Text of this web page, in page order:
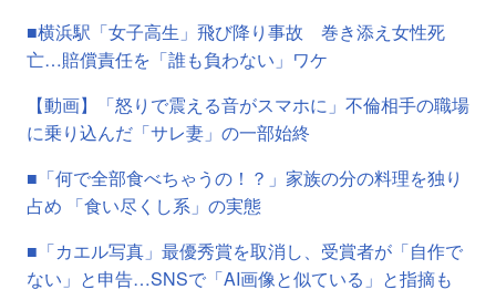
■横浜駅「女子高生」飛び降り事故 巻き添え女性死
亡…賠償責任を「誰も負わない」ワケ
【動画】「怒りで震える音がスマホに」不倫相手の職場
に乗り込んだ「サレ妻」の一部始終
■「何で全部食べちゃうの！？」家族の分の料理を独り
占め 「食い尽くし系」の実態
■「カエル写真」最優秀賞を取消し、受賞者が「自作で
ない」と申告…SNSで「AI画像と似ている」と指摘も